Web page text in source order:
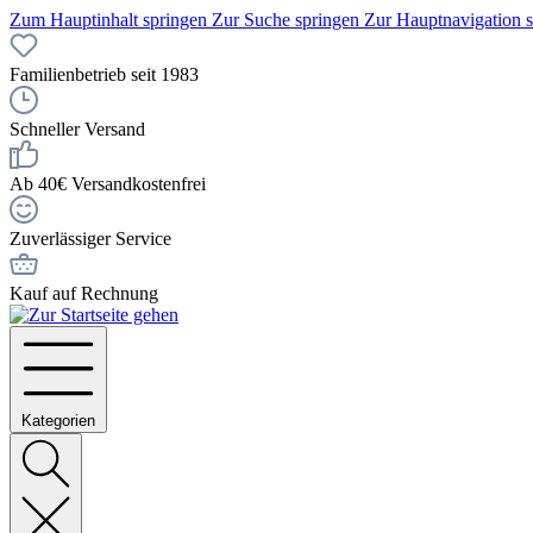
Zum Hauptinhalt springen Zur Suche springen Zur Hauptnavigation
Familienbetrieb seit 1983
Schneller Versand
Ab 40€ Versandkostenfrei
Zuverlässiger Service
Kauf auf Rechnung
Kategorien